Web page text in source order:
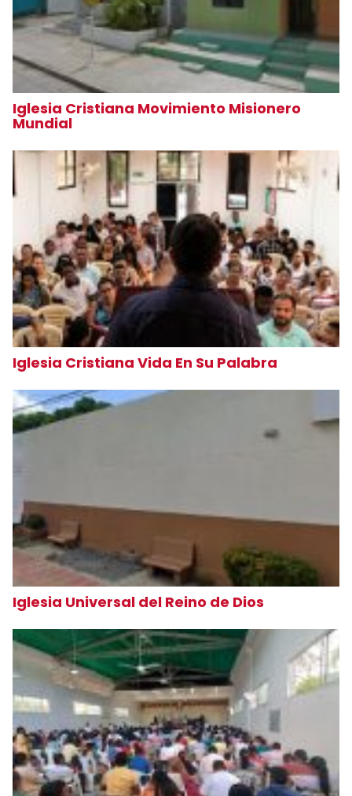
Iglesia Cristiana Movimiento Misionero
Mundial
Iglesia Cristiana Vida En Su Palabra
Iglesia Universal del Reino de Dios